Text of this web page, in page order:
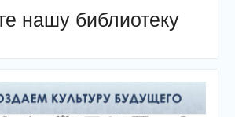
нашу библиотеку